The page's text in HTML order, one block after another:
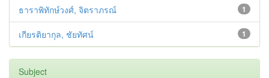
1
ธาราพิทักษ์วงศ์, จิตราภรณ์
1
เกียรติยากุล, ชัยทัศน์
Subject